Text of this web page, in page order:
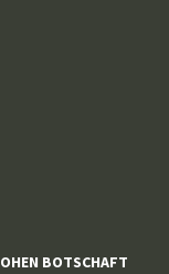
BOTSCHAFT